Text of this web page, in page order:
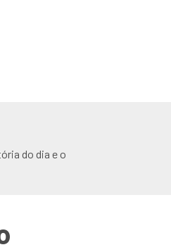
do dia e o